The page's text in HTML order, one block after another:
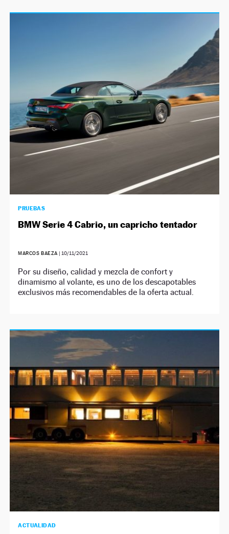
PRUEBAS
BMW Serie 4 Cabrio, un capricho tentador
MARCOS BAEZA |10/11/2021
Por su diseño, calidad y mezcla de confort y
dinamismo al volante, es uno de los descapotables
exclusivos más recomendables de la oferta actual.
ACTUALIDAD